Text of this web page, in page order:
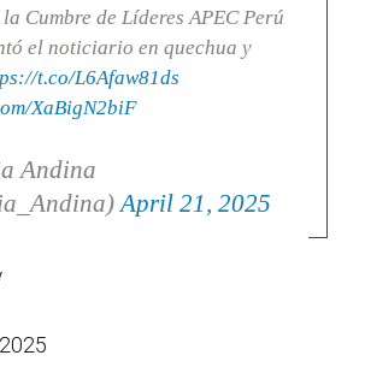
Cumbre de Líderes APEC Perú
el noticiario en quechua y
t.co/L6Afaw81ds
XaBigN2biF
Andina
April 21, 2025